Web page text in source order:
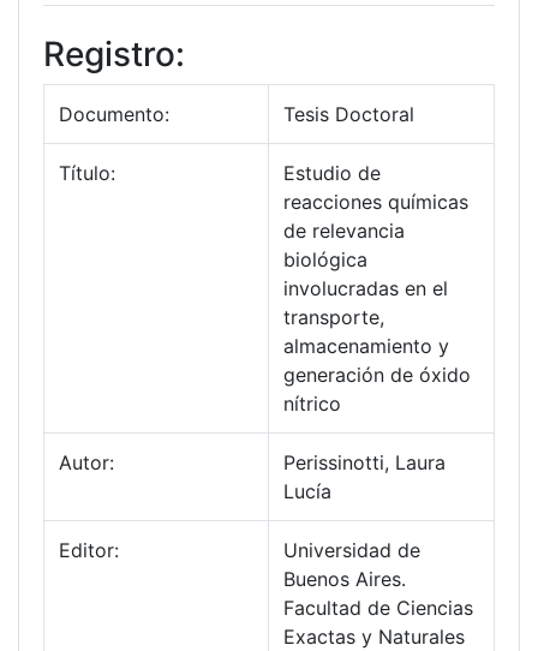
Registro:
Documento: Tesis Doctoral
Título:
Estudio de
reacciones químicas
de relevancia
biológica
involucradas en el
transporte,
almacenamiento y
generación de óxido
nítrico
Autor:
Perissinotti, Laura
Lucía
Editor:
Universidad de
Buenos Aires.
Facultad de Ciencias
Exactas y Naturales